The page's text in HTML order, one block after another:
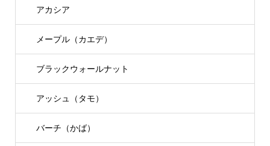
アカシア
メープル（カエデ）
ブラックウォールナット
アッシュ（タモ）
バーチ（かば）